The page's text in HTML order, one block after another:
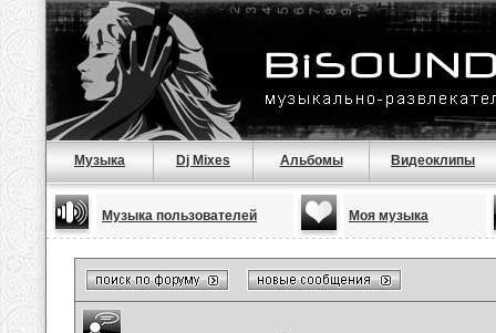
Музыка Dj Mixes Альбомы Видеоклипы
Музыка пользователей Моя музыка